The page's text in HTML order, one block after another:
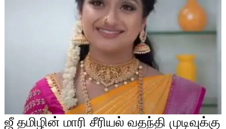
ஜீ தமிழின் மாரி சீரியல் வதந்தி முடிவுக்கு